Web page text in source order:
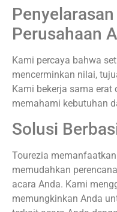
Perusahaan
Kami percaya bahwa
mencerminkan nilai,
Kami bekerja sama
memahami kebutuhan
Solusi
Tourezia
memudahkan
acara Anda. Kami
memungkinkan Anda